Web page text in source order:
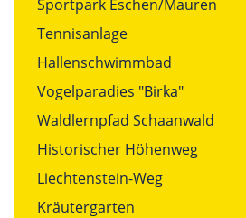
Sportpark Eschen/Mauren
Tennisanlage
Hallenschwimmbad
Vogelparadies "Birka"
Waldlernpfad Schaanwald
Historischer Höhenweg
Liechtenstein-Weg
Kräutergarten